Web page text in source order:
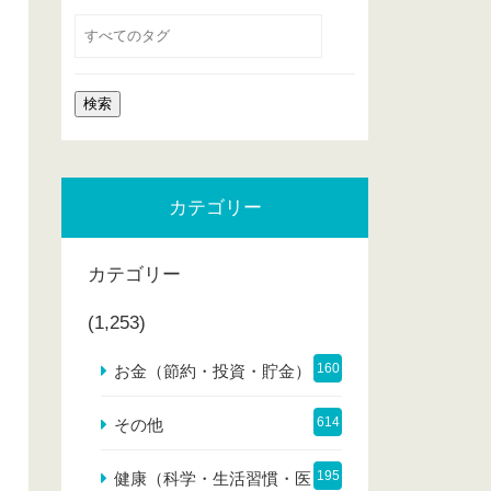
カテゴリー
カテゴリー
(1,253)
お金（節約・投資・貯金） 160
その他 614
健康（科学・生活習慣・医 195